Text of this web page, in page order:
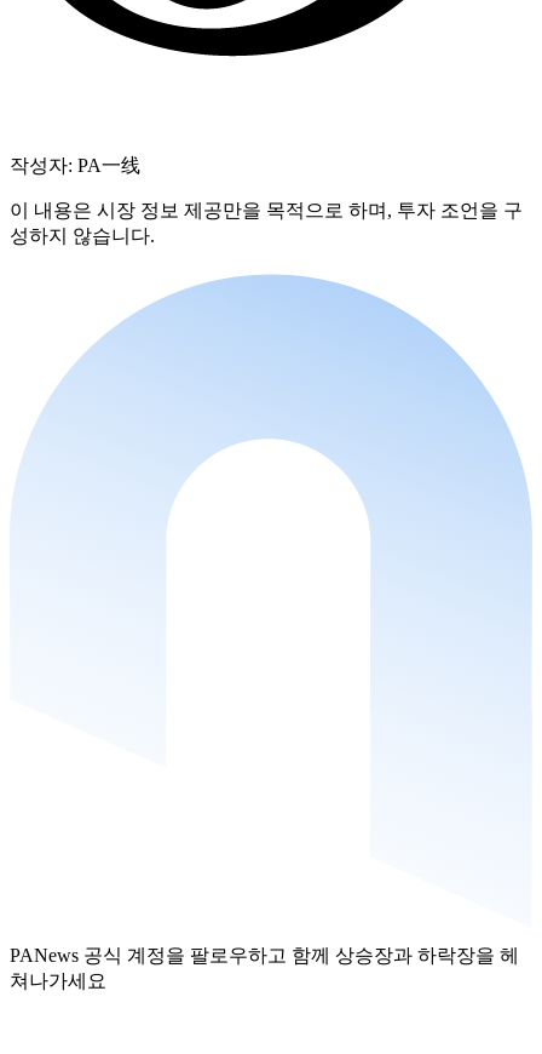
작성자: PA一线
이 내용은 시장 정보 제공만을 목적으로 하며, 투자 조언을 구
성하지 않습니다.
PANews 공식 계정을 팔로우하고 함께 상승장과 하락장을 헤
쳐나가세요